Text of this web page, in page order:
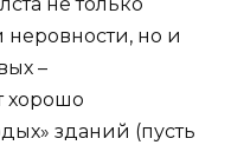
но и
–
хорошо
зданий (пусть